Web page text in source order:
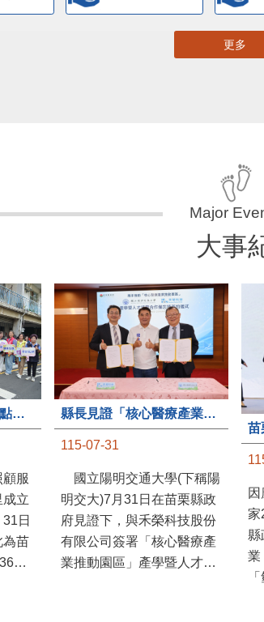
更多
大事
苗栗縣第236處關懷據點在苗栗市維祥里揭牌
服
立
日
為苗
處
115-07-31
國立陽明交通大學(下稱陽
明交大)7月31日在苗栗縣政
府見證下，與禾榮科技股份
有限公司簽署「核心醫療產
業推動園區」產學暨人才培
因
家
縣
業